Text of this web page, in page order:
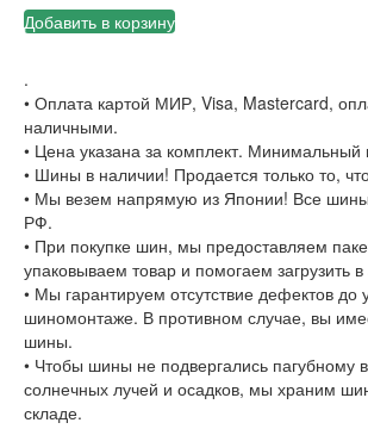
Добавить в корзину
.
• Оплата картой МИР, Visa, Mastercard,
наличными.
• Цена указана за комплект. Минимальный
• Шины в наличии! Продается только то,
• Мы везем напрямую из Японии! Все
РФ.
• При покупке шин, мы предоставляем
упаковываем товар и помогаем загрузить
• Мы гарантируем отсутствие дефектов до
шиномонтаже. В противном случае, вы
шины.
• Чтобы шины не подвергались пагубному
солнечных лучей и осадков, мы храним
складе.